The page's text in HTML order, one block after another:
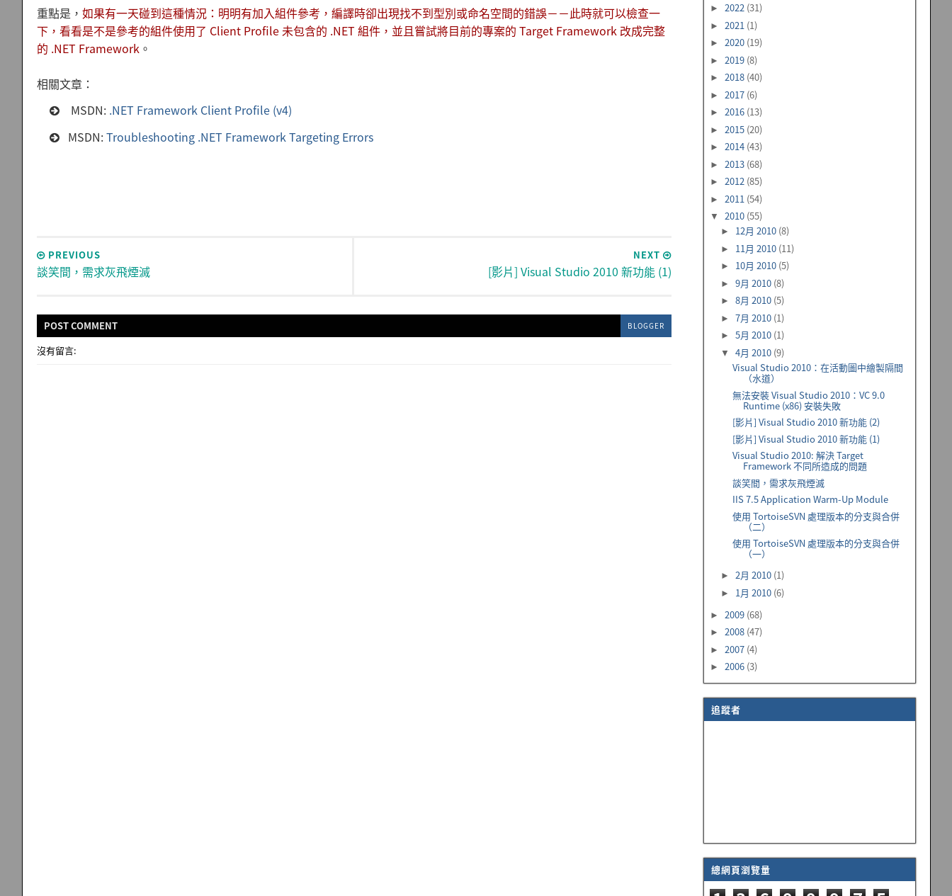
重點是， 如果有一天碰到這種情況：明明有加入組件參考，編譯時卻出現找不到型別或命名空間的錯誤－－此時就可以檢查一
下，看看是不是參考的組件使用了 Client Profile 未包含的 .NET 組件，並且嘗試將目前的專案的 Target Framework 改成完整
的 .NET Framework。
相關文章：
MSDN: .NET Framework Client Profile (v4)
MSDN:Troubleshooting .NET Framework Targeting Errors
NEXT
[影片] Visual Studio 2010 新功能 (1)
PREVIOUS
談笑間，需求灰飛煙滅
POSTCOMMENT BLOGGER
沒有留言:
► 2022 (31)
► 2021 (1)
► 2020 (19)
► 2019 (8)
► 2018 (40)
► 2017 (6)
► 2016 (13)
► 2015 (20)
► 2014 (43)
► 2013 (68)
► 2012 (85)
► 2011 (54)
▼ 2010 (55)
► 12月 2010 (8)
► 11月 2010 (11)
► 10月 2010 (5)
►9月 2010 (8)
►8月 2010 (5)
►7月 2010 (1)
►5月 2010 (1)
▼4月 2010 (9)
Visual Studio 2010：在活動圖中繪製隔間
（水道）
無法安裝 Visual Studio 2010：VC 9.0
Runtime (x86) 安裝失敗
[影片] Visual Studio 2010 新功能 (2)
[影片] Visual Studio 2010 新功能 (1)
Visual Studio 2010: 解決 Target
Framework 不同所造成的問題
談笑間，需求灰飛煙滅
IIS 7.5 Application Warm-Up Module
使用 TortoiseSVN 處理版本的分支與合併
（二）
使用 TortoiseSVN 處理版本的分支與合併
（一）
►2月 2010 (1)
► 1月 2010 (6)
► 2009 (68)
► 2008 (47)
► 2007 (4)
► 2006 (3)
追蹤者
總網頁瀏覽量